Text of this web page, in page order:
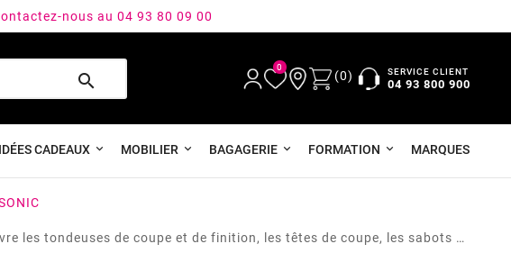
nous au 04 93 80 09 00

0
(0) SERVICE CLIENT
04 93 800 900
IDÉES CADEAUX MOBILIER BAGAGERIE FORMATION MARQUES
les tondeuses de coupe et de finition, les têtes de coupe, les sabots et